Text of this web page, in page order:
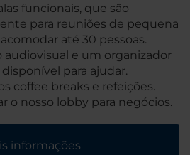
funcionais, que são
para reuniões de pequena
até 30 pessoas.
e um organizador
para ajudar.
coffee breaks e refeições.
o nosso lobby para negócios.
informações